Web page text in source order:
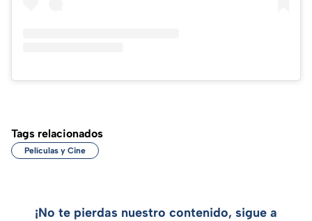
Tags relacionados
Películas y Cine
¡No te pierdas nuestro contenido, sigue a